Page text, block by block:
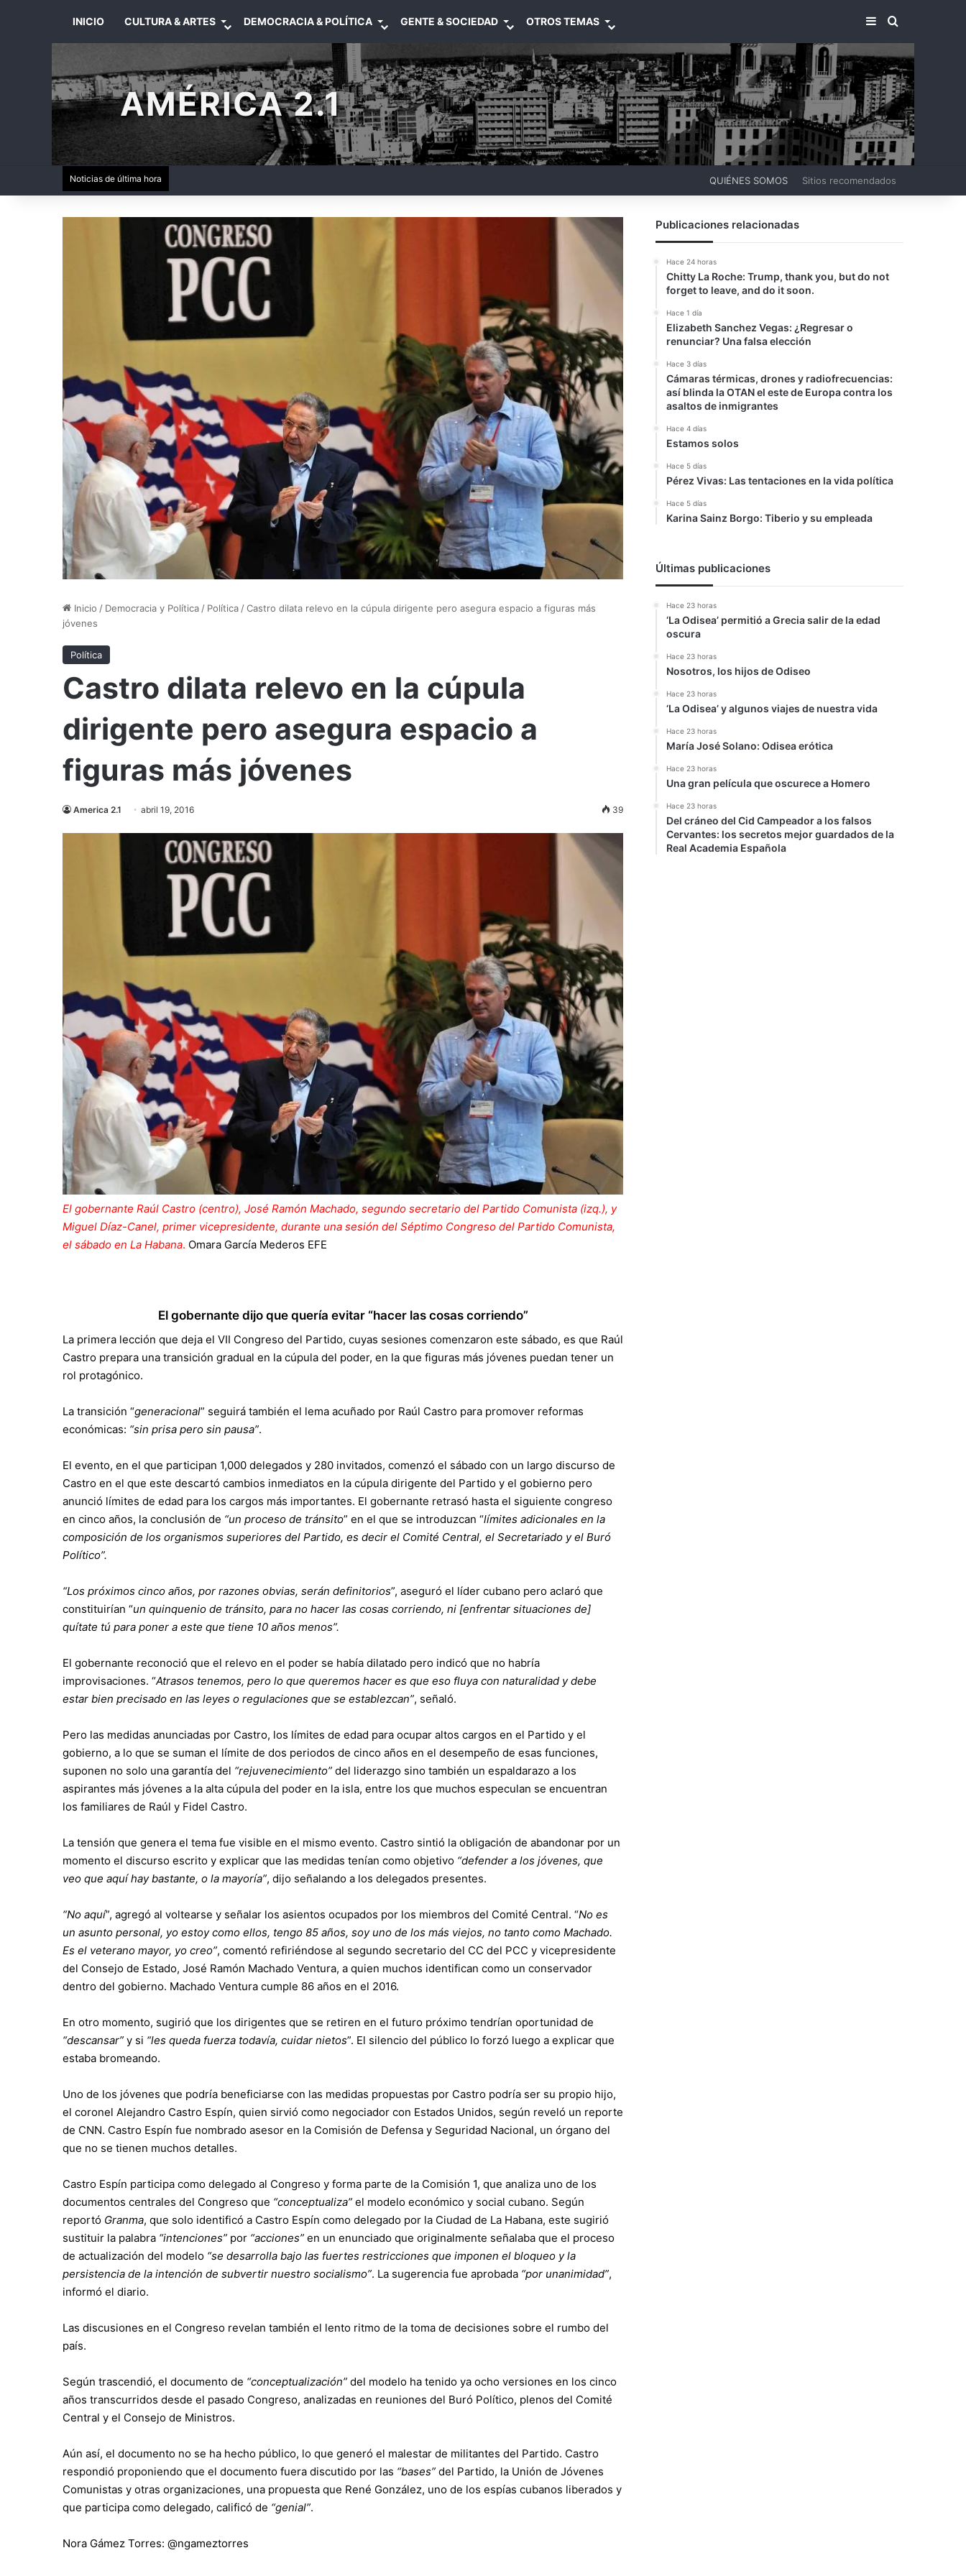
INICIO CULTURA & ARTES DEMOCRACIA & POLÍTICA GENTE & SOCIEDAD OTROS TEMAS BARRA LATERAL
BUSCAR
AMÉRICA 2.1
Noticias de última hora QUIÉNES SOMOS Sitios recomendados
Inicio / Democracia y Política / Política /Castro dilata relevo en la cúpula dirigente pero asegura espacio a figuras más
jóvenes
Política
Castro dilata relevo en la cúpula
dirigente pero asegura espacio a
figuras más jóvenes
America 2.1 abril 19, 2016 39
El gobernante Raúl Castro (centro), José Ramón Machado, segundo secretario del Partido Comunista (izq.), y
Miguel Díaz-Canel, primer vicepresidente, durante una sesión del Séptimo Congreso del Partido Comunista,
el sábado en La Habana. Omara García Mederos EFE
El gobernante dijo que quería evitar “hacer las cosas corriendo”
La primera lección que deja el VII Congreso del Partido, cuyas sesiones comenzaron este sábado, es que Raúl
Castro prepara una transición gradual en la cúpula del poder, en la que figuras más jóvenes puedan tener un
rol protagónico.
La transición “generacional” seguirá también el lema acuñado por Raúl Castro para promover reformas
económicas: “sin prisa pero sin pausa”.
El evento, en el que participan 1,000 delegados y 280 invitados, comenzó el sábado con un largo discurso de
Castro en el que este descartó cambios inmediatos en la cúpula dirigente del Partido y el gobierno pero
anunció límites de edad para los cargos más importantes. El gobernante retrasó hasta el siguiente congreso
en cinco años, la conclusión de “un proceso de tránsito” en el que se introduzcan “límites adicionales en la
composición de los organismos superiores del Partido, es decir el Comité Central, el Secretariado y el Buró
Político”.
“Los próximos cinco años, por razones obvias, serán definitorios”, aseguró el líder cubano pero aclaró que
constituirían “un quinquenio de tránsito, para no hacer las cosas corriendo, ni [enfrentar situaciones de]
quítate tú para poner a este que tiene 10 años menos”.
El gobernante reconoció que el relevo en el poder se había dilatado pero indicó que no habría
improvisaciones. “Atrasos tenemos, pero lo que queremos hacer es que eso fluya con naturalidad y debe
estar bien precisado en las leyes o regulaciones que se establezcan”, señaló.
Pero las medidas anunciadas por Castro, los límites de edad para ocupar altos cargos en el Partido y el
gobierno, a lo que se suman el límite de dos periodos de cinco años en el desempeño de esas funciones,
suponen no solo una garantía del “rejuvenecimiento” del liderazgo sino también un espaldarazo a los
aspirantes más jóvenes a la alta cúpula del poder en la isla, entre los que muchos especulan se encuentran
los familiares de Raúl y Fidel Castro.
La tensión que genera el tema fue visible en el mismo evento. Castro sintió la obligación de abandonar por un
momento el discurso escrito y explicar que las medidas tenían como objetivo “defender a los jóvenes, que
veo que aquí hay bastante, o la mayoría”, dijo señalando a los delegados presentes.
“No aquí”, agregó al voltearse y señalar los asientos ocupados por los miembros del Comité Central. “No es
un asunto personal, yo estoy como ellos, tengo 85 años, soy uno de los más viejos, no tanto como Machado.
Es el veterano mayor, yo creo”, comentó refiriéndose al segundo secretario del CC del PCC y vicepresidente
del Consejo de Estado, José Ramón Machado Ventura, a quien muchos identifican como un conservador
dentro del gobierno. Machado Ventura cumple 86 años en el 2016.
En otro momento, sugirió que los dirigentes que se retiren en el futuro próximo tendrían oportunidad de
“descansar” y si “les queda fuerza todavía, cuidar nietos”. El silencio del público lo forzó luego a explicar que
estaba bromeando.
Uno de los jóvenes que podría beneficiarse con las medidas propuestas por Castro podría ser su propio hijo,
el coronel Alejandro Castro Espín, quien sirvió como negociador con Estados Unidos, según reveló un reporte
de CNN. Castro Espín fue nombrado asesor en la Comisión de Defensa y Seguridad Nacional, un órgano del
que no se tienen muchos detalles.
Castro Espín participa como delegado al Congreso y forma parte de la Comisión 1, que analiza uno de los
documentos centrales del Congreso que “conceptualiza” el modelo económico y social cubano. Según
reportó Granma, que solo identificó a Castro Espín como delegado por la Ciudad de La Habana, este sugirió
sustituir la palabra “intenciones” por “acciones” en un enunciado que originalmente señalaba que el proceso
de actualización del modelo “se desarrolla bajo las fuertes restricciones que imponen el bloqueo y la
persistencia de la intención de subvertir nuestro socialismo”. La sugerencia fue aprobada “por unanimidad”,
informó el diario.
Las discusiones en el Congreso revelan también el lento ritmo de la toma de decisiones sobre el rumbo del
país.
Según trascendió, el documento de “conceptualización” del modelo ha tenido ya ocho versiones en los cinco
años transcurridos desde el pasado Congreso, analizadas en reuniones del Buró Político, plenos del Comité
Central y el Consejo de Ministros.
Aún así, el documento no se ha hecho público, lo que generó el malestar de militantes del Partido. Castro
respondió proponiendo que el documento fuera discutido por las “bases” del Partido, la Unión de Jóvenes
Comunistas y otras organizaciones, una propuesta que René González, uno de los espías cubanos liberados y
que participa como delegado, calificó de “genial”.
Nora Gámez Torres: @ngameztorres
Publicaciones relacionadas
Hace 24 horas
Chitty La Roche: Trump, thank you, but do not
forget to leave, and do it soon.
Hace 1 día
Elizabeth Sanchez Vegas: ¿Regresar o
renunciar? Una falsa elección
Hace 3 días
Cámaras térmicas, drones y radiofrecuencias:
así blinda la OTAN el este de Europa contra los
asaltos de inmigrantes
Hace 4 días
Estamos solos
Hace 5 días
Pérez Vivas: Las tentaciones en la vida política
Hace 5 días
Karina Sainz Borgo: Tiberio y su empleada
Últimas publicaciones
Hace 23 horas
‘La Odisea’ permitió a Grecia salir de la edad
oscura
Hace 23 horas
Nosotros, los hijos de Odiseo
Hace 23 horas
‘La Odisea’ y algunos viajes de nuestra vida
Hace 23 horas
María José Solano: Odisea erótica
Hace 23 horas
Una gran película que oscurece a Homero
Hace 23 horas
Del cráneo del Cid Campeador a los falsos
Cervantes: los secretos mejor guardados de la
Real Academia Española